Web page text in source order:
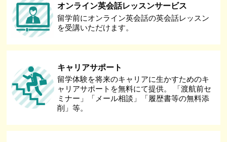
オンライン英会話レッスンサービス
留学前にオンライン英会話の英会話レッスン
を受講いただけます。
キャリアサポート
留学体験を将来のキャリアに生かすためのキ
ャリアサポートを無料にて提供。 「渡航前セ
ミナー」「メール相談」「履歴書等の無料添
削」等。